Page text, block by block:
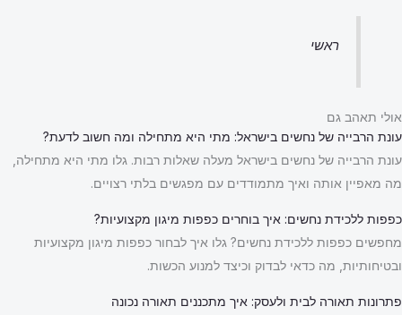
ראשי
אולי תאהב גם
עונת הרבייה של נחשים בישראל: מתי היא מתחילה ומה חשוב לדעת?
עונת הרבייה של נחשים בישראל מעלה שאלות רבות. גלו מתי היא מתחילה,
מה מאפיין אותה ואיך מתמודדים עם מפגשים בלתי רצויים.
כפפות ללכידת נחשים: איך בוחרים כפפות מיגון מקצועיות?
מחפשים כפפות ללכידת נחשים? גלו איך לבחור כפפות מיגון מקצועיות
ובטיחותיות, מה כדאי לבדוק וכיצד למנוע הכשות.
פתרונות תאורה לבית ולעסק: איך מתכננים תאורה נכונה